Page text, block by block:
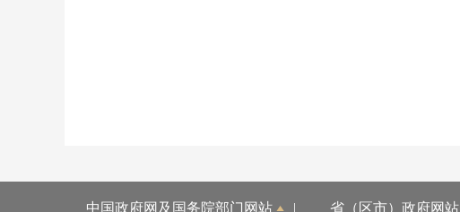
中国政府网及国务院部门网站 | 省（区市）政府网站